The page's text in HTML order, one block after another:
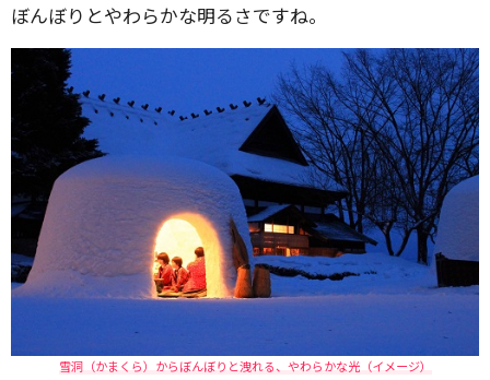
ぼんぼりとやわらかな明るさですね。
雪洞（かまくら）からぼんぼりと洩れる、やわらかな光（イメージ）